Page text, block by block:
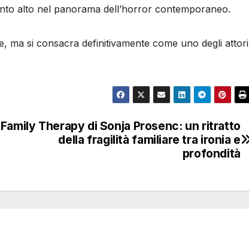
alto nel panorama dell’horror contemporaneo.
ma si consacra definitivamente come uno degli attori
Family Therapy di Sonja Prosenc: un ritratto
della fragilità familiare tra ironia e
profondità